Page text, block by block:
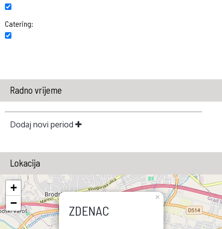
Catering:
Radno vrijeme
Dodaj novi period
Lokacija
ZDENAC
×
+
−